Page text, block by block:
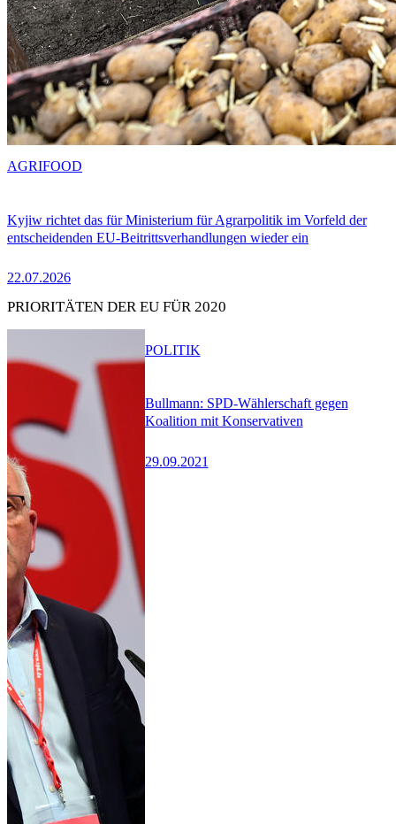
Kyjiw richtet das für Ministerium für Agrarpolitik im Vorfeld der
entscheidenden EU-Beitrittsverhandlungen wieder ein
22.07.2026
AGRIFOOD
PRIORITÄTEN DER EU FÜR 2020
Bullmann: SPD-Wählerschaft gegen
Koalition mit Konservativen
29.09.2021
POLITIK